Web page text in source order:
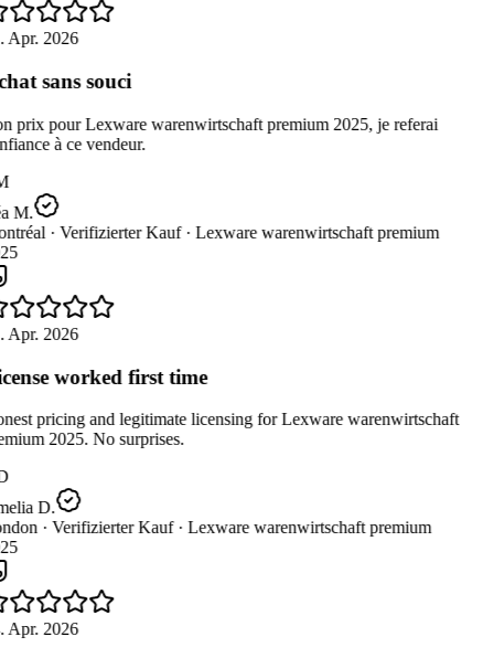
Apr. 2026
sans souci
prix pour Lexware warenwirtschaft premium 2025, je referai
à ce vendeur.
M.
· Verifizierter Kauf · Lexware warenwirtschaft premium
Apr. 2026
worked first time
pricing and legitimate licensing for Lexware warenwirtschaft
2025. No surprises.
D.
· Verifizierter Kauf · Lexware warenwirtschaft premium
Apr. 2026